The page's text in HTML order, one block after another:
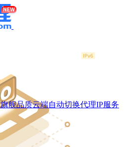
旗舰品质云端自动切换代理IP服务